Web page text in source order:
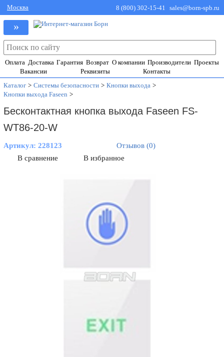
Москва 8 (800) 302-15-41 sales@born-spb.ru
»
Оплата Доставка Гарантия Возврат О компании Производители Проекты
Вакансии
Реквизиты
Контакты
Каталог > Системы безопасности > Кнопки выхода >
Кнопки выхода Faseen >
Бесконтактная кнопка выхода Faseen FS-
WT86-20-W
Артикул:228123
Отзывов (0)
В сравнение
В избранное